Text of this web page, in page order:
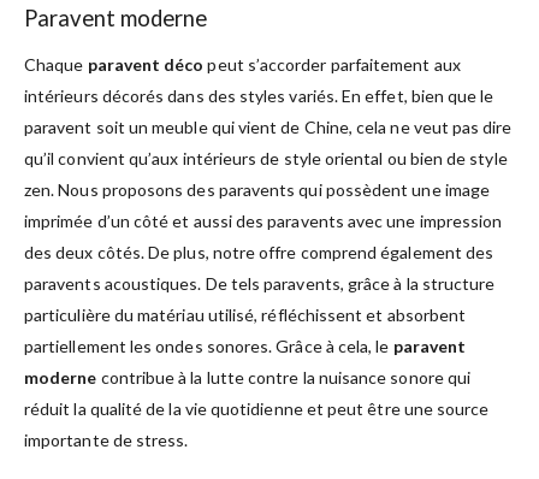
Paravent moderne
Chaque paravent déco peut s’accorder parfaitement aux
intérieurs décorés dans des styles variés. En effet, bien que le
paravent soit un meuble qui vient de Chine, cela ne veut pas dire
qu’il convient qu’aux intérieurs de style oriental ou bien de style
zen. Nous proposons des paravents qui possèdent une image
imprimée d’un côté et aussi des paravents avec une impression
des deux côtés. De plus, notre offre comprend également des
paravents acoustiques. De tels paravents, grâce à la structure
particulière du matériau utilisé, réfléchissent et absorbent
partiellement les ondes sonores. Grâce à cela, le paravent
moderne contribue à la lutte contre la nuisance sonore qui
réduit la qualité de la vie quotidienne et peut être une source
importante de stress.